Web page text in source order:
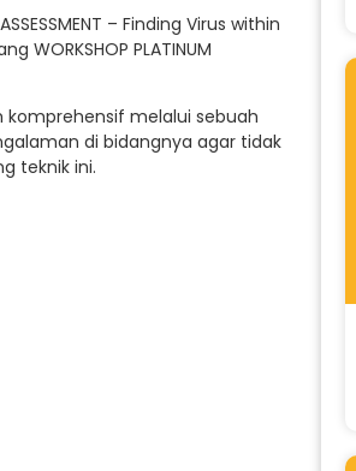
– Finding Virus within
PLATINUM
melalui sebuah
di bidangnya agar tidak
teknik ini.